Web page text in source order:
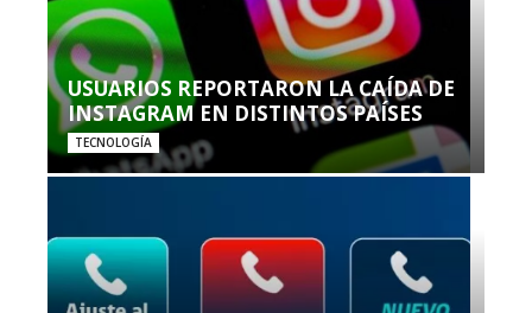
USUARIOS REPORTARON LA CAÍDA DE
INSTAGRAM EN DISTINTOS PAÍSES
TECNOLOGÍA